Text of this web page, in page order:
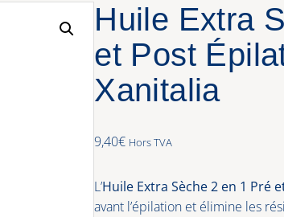
Huile Extra
et Post
Xanitalia
9,40€ Hors TVA
L’Huile Extra Sèche 2 en 1 Pré
avant l’épilation et élimine les